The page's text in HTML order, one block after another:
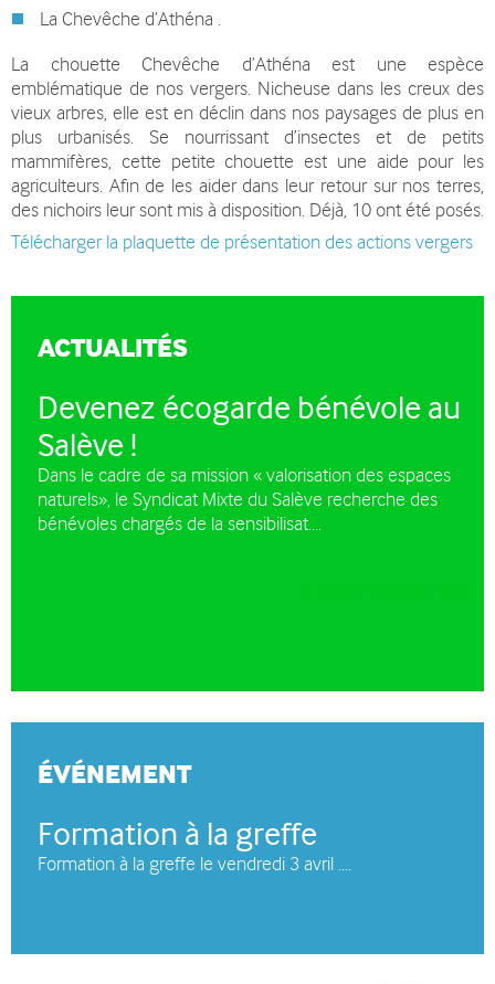
La Chevêche d’Athéna .
La chouette Chevêche d’Athéna est une espèce
emblématique de nos vergers. Nicheuse dans les creux des
vieux arbres, elle est en déclin dans nos paysages de plus en
plus urbanisés. Se nourrissant d’insectes et de petits
mammifères, cette petite chouette est une aide pour les
agriculteurs. Afin de les aider dans leur retour sur nos terres,
des nichoirs leur sont mis à disposition. Déjà, 10 ont été posés.
Télécharger la plaquette de présentation des actions vergers
ACTUALITÉS
Devenez écogarde bénévole au
Salève !
Dans le cadre de sa mission « valorisation des espaces
naturels», le Syndicat Mixte du Salève recherche des
bénévoles chargés de la sensibilisat....
ÉVÉNEMENT
Formation à la greffe
Formation à la greffe le vendredi 3 avril ....